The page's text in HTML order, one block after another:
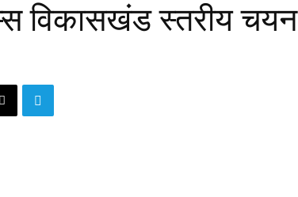
विकासखंड स्तरीय चयन